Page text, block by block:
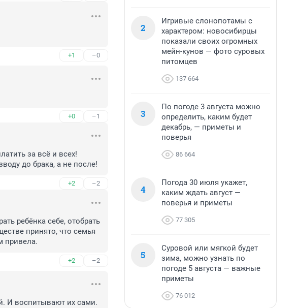
+1 –0
+0 –1
за всё и всех!
до брака, а не после!
+2 –2
ребёнка себе, отобрать
принято, что семья
привела.
+2 –2
И воспитывают их сами.
2
Игривые слонопотамы с
характером: новосибирцы
показали своих огромных
мейн-кунов — фото суровых
питомцев
137 664
3
По погоде 3 августа можно
определить, каким будет
декабрь, — приметы и
поверья
86 664
4
Погода 30 июля укажет,
каким ждать август —
поверья и приметы
77 305
5
Суровой или мягкой будет
зима, можно узнать по
погоде 5 августа — важные
приметы
76 012